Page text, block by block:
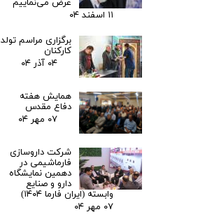
عرض می‌نماییم
۱۱ اسفند ۰۴
برگزاری مراسم تولد
کارکنان
۰۴ آذر ۰۴
همایش هفته
دفاع مقدس
۰۷ مهر ۰۴
شرکت داروسازی
فارماشیمی در
دهمین نمایشگاه
دارو و صنایع
وابسته (ایران فارما ۱۴۰۴)
۰۷ مهر ۰۴